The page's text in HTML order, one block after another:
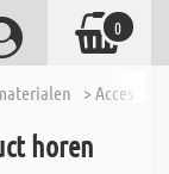
>
horen
0